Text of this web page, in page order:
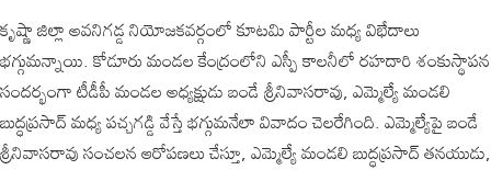
కృష్ణా జిల్లా అవనిగడ్డ నియోజకవర్గంలో కూటమి పార్టీల మధ్య విభేదాలు
భగ్గుమన్నాయి. కోడూరు మండల కేంద్రంలోని ఎస్పీ కాలనీలో రహదారి శంకుస్థాపన
సందర్భంగా టీడీపీ మండల అధ్యక్షుడు బండే శ్రీనివాసరావు, ఎమ్మెల్యే మండలి
బుద్ధప్రసాద్ మధ్య పచ్చగడ్డి వేస్తే భగ్గుమనేలా వివాదం చెలరేగింది. ఎమ్మెల్యేపై బండే
శ్రీనివాసరావు సంచలన ఆరోపణలు చేస్తూ, ఎమ్మెల్యే మండలి బుద్ధప్రసాద్ తనయుడు,